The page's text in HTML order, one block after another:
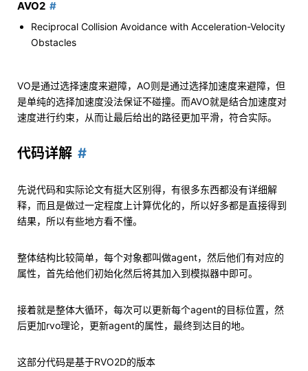
AVO2
Reciprocal Collision Avoidance with Acceleration-Velocity
Obstacles
VO是通过选择速度来避障，AO则是通过选择加速度来避障，但
是单纯的选择加速度没法保证不碰撞。而AVO就是结合加速度对
速度进行约束，从而让最后给出的路径更加平滑，符合实际。
代码详解
先说代码和实际论文有挺大区别得，有很多东西都没有详细解
释，而且是做过一定程度上计算优化的，所以好多都是直接得到
结果，所以有些地方看不懂。
整体结构比较简单，每个对象都叫做agent，然后他们有对应的
属性，首先给他们初始化然后将其加入到模拟器中即可。
接着就是整体大循环，每次可以更新每个agent的目标位置，然
后更加rvo理论，更新agent的属性，最终到达目的地。
这部分代码是基于RVO2D的版本